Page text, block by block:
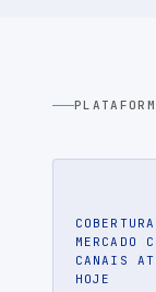
MERCADO
CANAIS
HOJE